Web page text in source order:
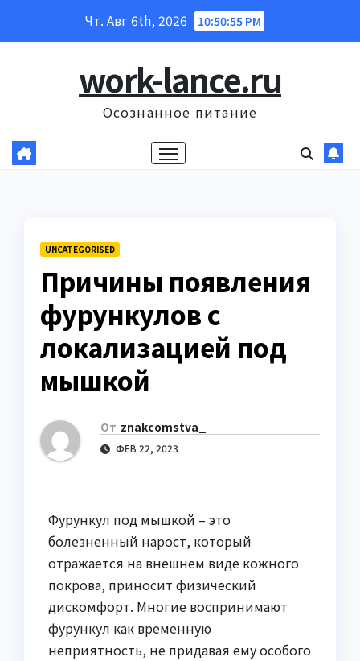
Чт. Авг 6th, 2026 10:50:56 PM
work-lance.ru
Осознанное питание
UNCATEGORISED
Причины появления
фурункулов с
локализацией под
мышкой
От znakcomstva_
ФЕВ 22, 2023
Фурункул под мышкой – это
болезненный нарост, который
отражается на внешнем виде кожного
покрова, приносит физический
дискомфорт. Многие воспринимают
фурункул как временную
неприятность, не придавая ему особого